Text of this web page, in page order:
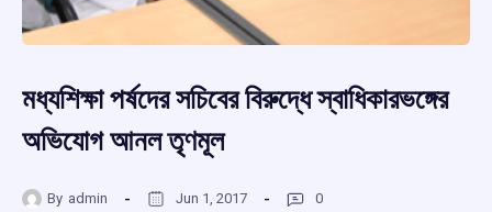
মধ্যশিক্ষা পর্ষদের সচিবের বিরুদ্ধে স্বাধিকারভঙ্গের
অভিযোগ আনল তৃণমূল
By admin Jun 1, 2017 0